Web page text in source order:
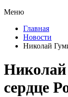
Меню
Главная
Новости
Николай
Николай
сердце